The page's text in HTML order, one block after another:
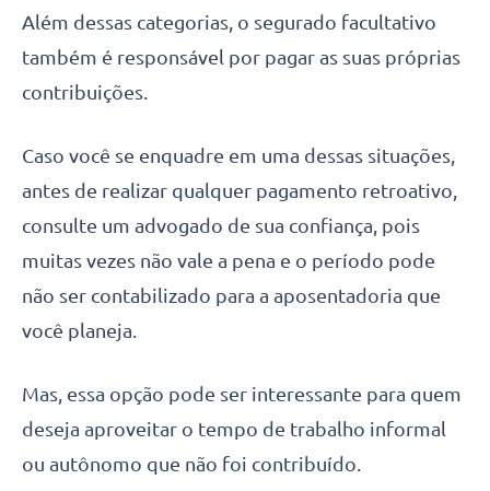
Além dessas categorias, o segurado facultativo
também é responsável por pagar as suas próprias
contribuições.
Caso você se enquadre em uma dessas situações,
antes de realizar qualquer pagamento retroativo,
consulte um advogado de sua confiança, pois
muitas vezes não vale a pena e o período pode
não ser contabilizado para a aposentadoria que
você planeja.
Mas, essa opção pode ser interessante para quem
deseja aproveitar o tempo de trabalho informal
ou autônomo que não foi contribuído.